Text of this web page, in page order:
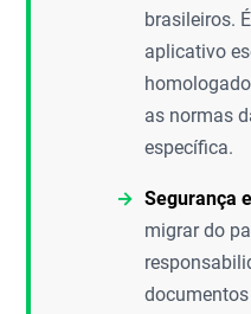
brasileiros.
aplicativo
as normas
específica.
Segurança
migrar do